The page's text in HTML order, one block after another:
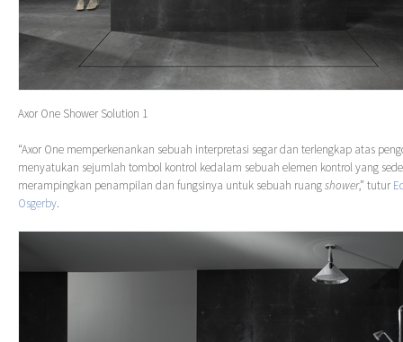
Axor One Shower Solution 1
“Axor One memperkenankan sebuah interpretasi segar dan terlengkap atas
menyatukan sejumlah tombol kontrol kedalam sebuah elemen kontrol yang
merampingkan penampilan dan fungsinya untuk sebuah ruangshower,” tutur
Osgerby.